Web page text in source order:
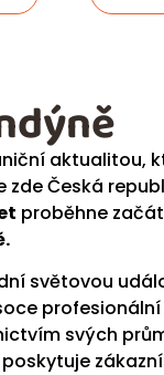
aktualitou,
zde Česká
proběhne
světovou
svých